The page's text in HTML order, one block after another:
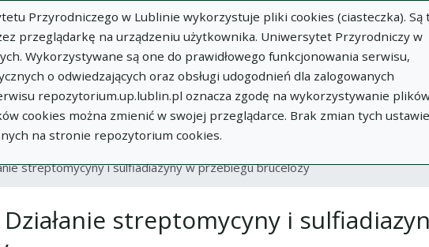
Przyrodniczego w Lublinie wykorzystuje pliki cookies (ciasteczka). Są
przeglądarkę na urządzeniu użytkownika. Uniwersytet Przyrodniczy w
Wykorzystywane są one do prawidłowego funkcjonowania serwisu,
o odwiedzających oraz obsługi udogodnień dla zalogowanych
repozytorium.up.lublin.pl oznacza zgodę na wykorzystywanie
cookies można zmienić w swojej przeglądarce. Brak zmian tych
na stronie repozytorium cookies.
w
Dodaj
publikację
O
Repozytorium
Dokumenty
streptomycyny i sulfiadiazyny w przebiegu brucelozy
streptomycyny i